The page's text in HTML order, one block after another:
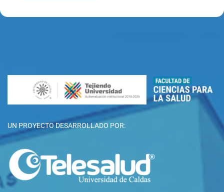
UN PROYECTO DESARROLLADO POR: